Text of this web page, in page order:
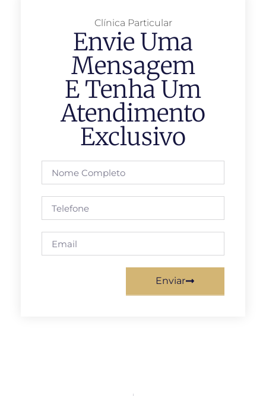
Envie Uma
Mensagem
E Tenha Um
Atendimento
Exclusivo
Enviar
Clínica Particular